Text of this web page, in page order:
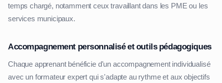
temps chargé, notamment ceux travaillant dans les PME ou les
services municipaux.
Accompagnement personnalisé et outils pédagogiques
Chaque apprenant bénéficie d'un accompagnement individualisé
avec un formateur expert qui s'adapte au rythme et aux objectifs